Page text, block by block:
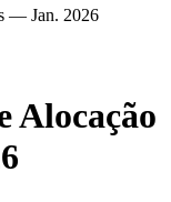
— Jan. 2026
Alocação